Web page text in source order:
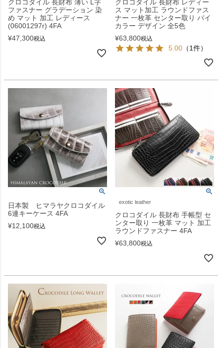
クロコダイル 長財布 薄い L字
ファスナー グラデーション 染
め マット 加工 レディース
(06001297r) 4FA
¥47,300税込
クロコダイル 長財布 レディー
ス マット加工 ラウンドファス
ナー 一枚革 センター取り バイ
カラー デザイン 全5色
¥63,800税込
5.00 （1件）
日本製 ヒマラヤクロコダイル
6連キーケース 4FA
¥12,100税込
exotic leather
クロコダイル 長財布 手帳型 セ
ンター取り 一枚革 マット 加工
ラウンドファスナー 4FA
¥63,800税込